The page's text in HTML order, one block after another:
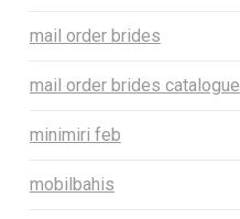
mail order brides
mail order brides catalogue
minimiri feb
mobilbahis